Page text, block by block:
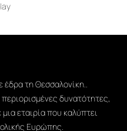
έδρα τη Θεσσαλονίκη..
δυνατότητες,
εταιρία που καλύπτει
Ευρώπης.